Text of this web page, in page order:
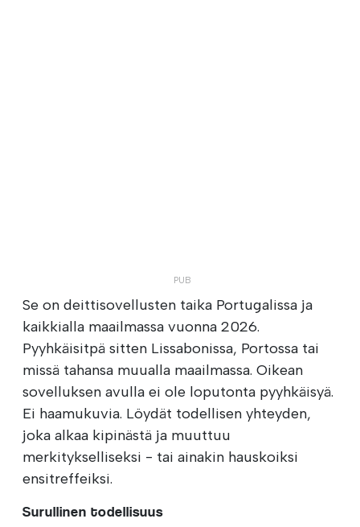
Se on deittisovellusten taika Portugalissa ja
kaikkialla maailmassa vuonna 2026.
Pyyhkäisitpä sitten Lissabonissa, Portossa tai
missä tahansa muualla maailmassa. Oikean
sovelluksen avulla ei ole loputonta pyyhkäisyä.
Ei haamukuvia. Löydät todellisen yhteyden,
joka alkaa kipinästä ja muuttuu
merkitykselliseksi - tai ainakin hauskoiksi
ensitreffeiksi.
Surullinen todellisuus